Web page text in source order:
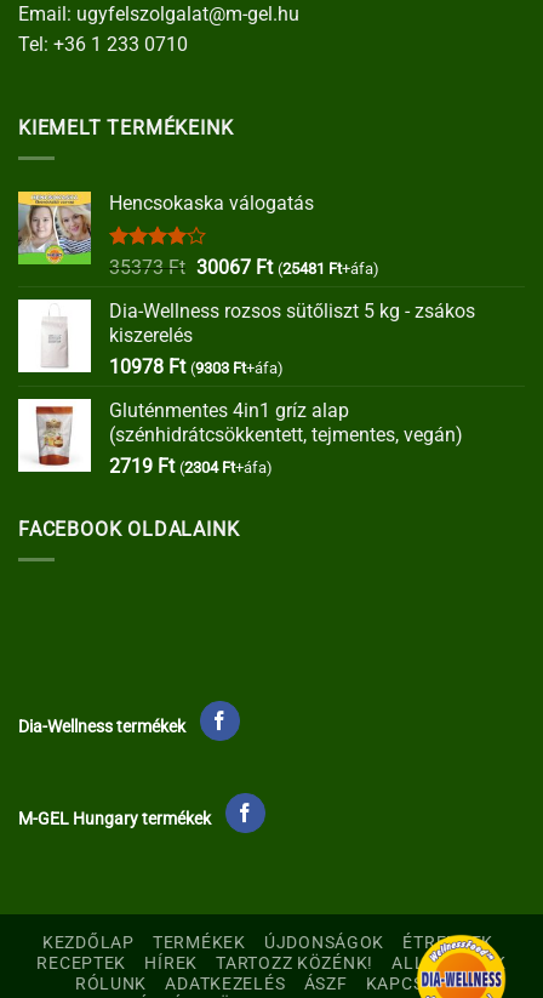
Email: ugyfelszolgalat@m-gel.hu
Tel: +36 1 233 0710
KIEMELT TERMÉKEINK
Hencsokaska válogatás
Értékelés:
35373Ft Original
was:
30067 FtCurrent
is:
(25481 Ft+áfa)
Dia-Wellness rozsos sütőliszt 5 kg - zsákos
kiszerelés
10978 Ft (9303 Ft+áfa)
Gluténmentes 4in1 gríz alap
(szénhidrátcsökkentett, tejmentes, vegán)
2719 Ft (2304 Ft+áfa)
FACEBOOK OLDALAINK
Dia-Wellness termékek
M-GEL Hungary termékek
KEZDŐLAP TERMÉKEK ÚJDONSÁGOK
ÉTRENDEK
RECEPTEK
HÍREK TARTOZZ KÖZÉNK!
ALLERGÉNEK
RÓLUNK
ADATKEZELÉS ÁSZF
KAPCSOLAT